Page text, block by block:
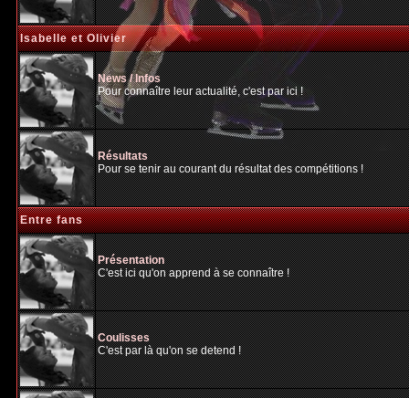
Isabelle et Olivier
News / Infos
Pour connaître leur actualité, c'est par ici !
Résultats
Pour se tenir au courant du résultat des compétitions !
Entre fans
Présentation
C'est ici qu'on apprend à se connaître !
Coulisses
C'est par là qu'on se detend !